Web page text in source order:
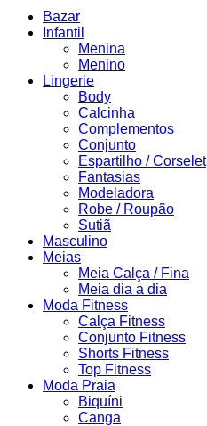
Bazar
Infantil
Menina
Menino
Lingerie
Body
Calcinha
Complementos
Conjunto
Espartilho / Corselet
Fantasias
Modeladora
Robe / Roupão
Sutiã
Masculino
Meias
Meia Calça / Fina
Meia dia a dia
Moda Fitness
Calça Fitness
Conjunto Fitness
Shorts Fitness
Top Fitness
Moda Praia
Biquíni
Canga